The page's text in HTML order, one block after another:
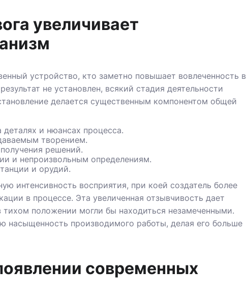
увеличивает
устройство, кто заметно повышает вовлеченность в
не установлен, всякий стадия деятельности
делается существенным компонентом общей
и нюансах процесса.
творением.
решений.
и непроизвольным определениям.
и орудий.
интенсивность восприятия, при коей создатель более
в процессе. Эта увеличенная отзывчивость дает
положении могли бы находиться незамеченными.
насыщенность производимого работы, делая его больше
современных